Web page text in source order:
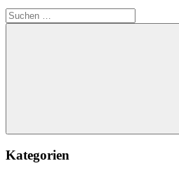
Suchen
nach:
Suchen
Kategorien